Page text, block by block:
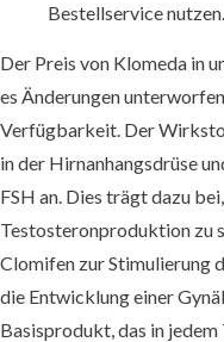
Bestellservice nutzen.
Der Preis von Klomeda in
es Änderungen
Verfügbarkeit. Der
in der Hirnanhangsdrüse
FSH an. Dies trägt dazu
Testosteronproduktion zu
Clomifen zur Stimulierung
die Entwicklung einer
Basisprodukt, das in